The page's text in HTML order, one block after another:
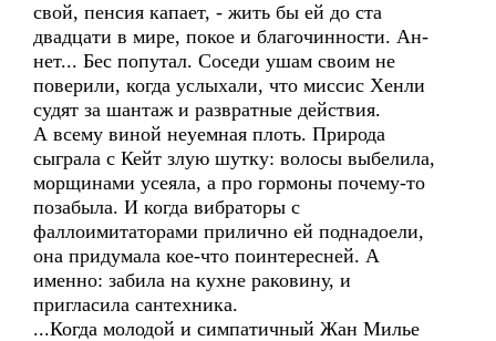
свой, пенсия капает, - жить бы ей до ста
двадцати в мире, покое и благочинности. Ан-
нет... Бес попутал. Соседи ушам своим не
поверили, когда услыхали, что миссис Хенли
судят за шантаж и развратные действия.
А всему виной неуемная плоть. Природа
сыграла с Кейт злую шутку: волосы выбелила,
морщинами усеяла, а про гормоны почему-то
позабыла. И когда вибраторы с
фаллоимитаторами прилично ей поднадоели,
она придумала кое-что поинтересней. А
именно: забила на кухне раковину, и
пригласила сантехника.
...Когда молодой и симпатичный Жан Милье